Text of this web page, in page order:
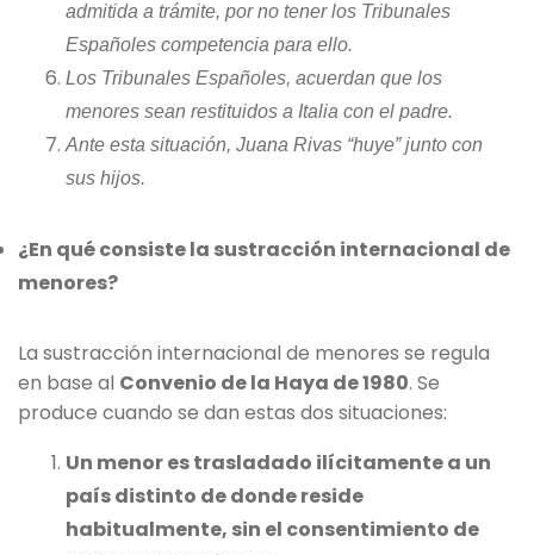
admitida a trámite, por no tener los Tribunales
Españoles competencia para ello.
Los Tribunales Españoles, acuerdan que los
menores sean restituidos a Italia con el padre.
Ante esta situación, Juana Rivas “huye” junto con
sus hijos.
¿En qué consiste la sustracción internacional de
menores?
La sustracción internacional de menores se regula
en base al Convenio de la Haya de 1980. Se
produce cuando se dan estas dos situaciones:
Un menor es trasladado ilícitamente a un
país distinto de donde reside
habitualmente, sin el consentimiento de